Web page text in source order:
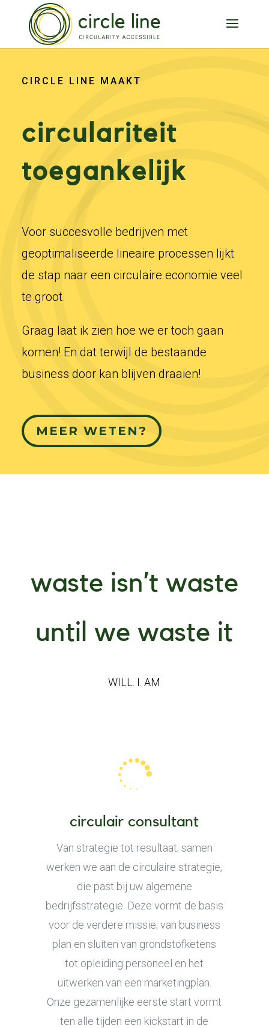
CIRCLE LINE MAAKT
circulariteit
toegankelijk
Voor succesvolle bedrijven met
geoptimaliseerde lineaire processen lijkt
de stap naar een circulaire economie veel
te groot.
Graag laat ik zien hoe we er toch gaan
komen! En dat terwijl de bestaande
business door kan blijven draaien!
MEER WETEN?
waste isn’t waste
until we waste it
WILL. I. AM

circulair consultant
Van strategie tot resultaat; samen
werken we aan de circulaire strategie,
die past bij uw algemene
bedrijfsstrategie. Deze vormt de basis
voor de verdere missie; van business
plan en sluiten van grondstofketens
tot opleiding personeel en het
uitwerken van een marketingplan.
Onze gezamenlijke eerste start vormt
ten alle tijden een kickstart in de